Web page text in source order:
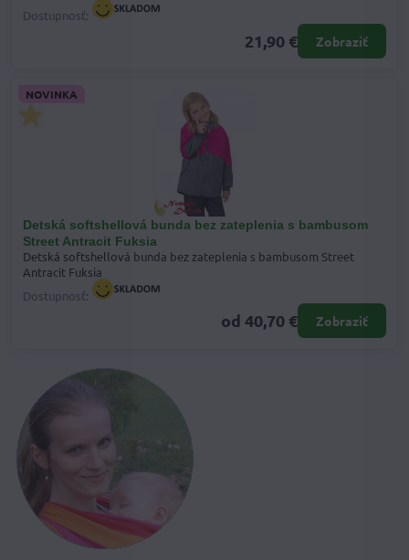
Dostupnosť:
21,90 € Zobraziť
Detská softshellová bunda bez zateplenia s bambusom
Street Antracit Fuksia
NOVINKA
Detská softshellová bunda bez zateplenia s bambusom Street
Antracit Fuksia
Dostupnosť:
od 40,70 € Zobraziť